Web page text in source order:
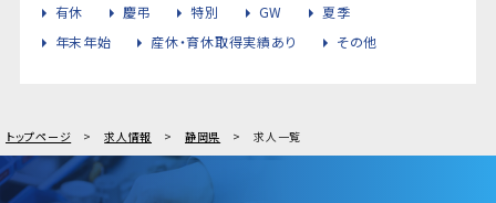
有休
慶弔 特別 GW
夏季
年末年始
産休・育休取得実績あり その他
トップページ 求人情報 静岡県 求人一覧